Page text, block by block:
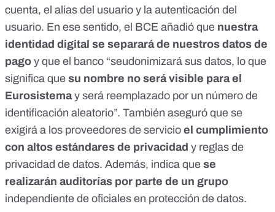
cuenta, el alias del usuario y la autenticación del
usuario. En ese sentido, el BCE añadió que nuestra
identidad digital se separará de nuestros datos de
pago y que el banco “seudonimizará sus datos, lo que
significa que su nombre no será visible para el
Eurosistemay será reemplazado por un número de
identificación aleatorio”. También aseguró que se
exigirá a los proveedores de servicio el cumplimiento
con altos estándares de privacidad y reglas de
privacidad de datos. Además, indica que se
realizarán auditorías por parte de un grupo
independiente de oficiales en protección de datos.